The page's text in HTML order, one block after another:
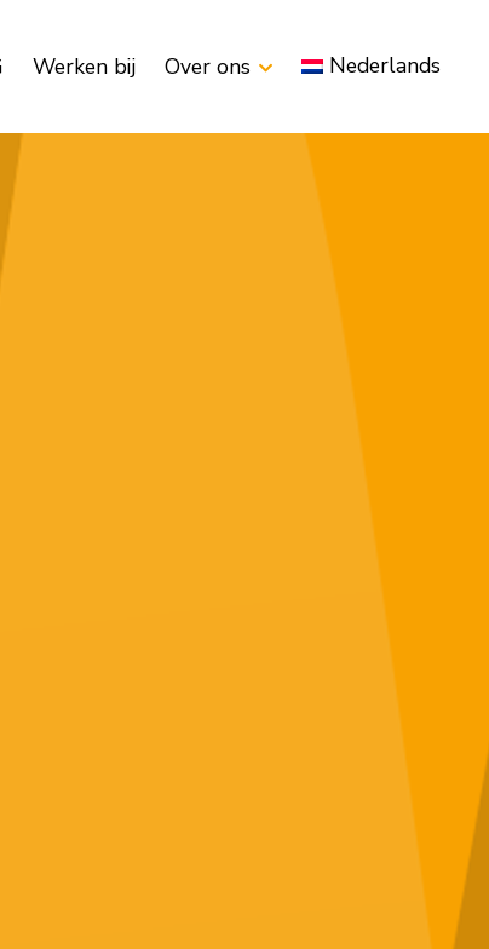
Werken bij Over ons Nederlands